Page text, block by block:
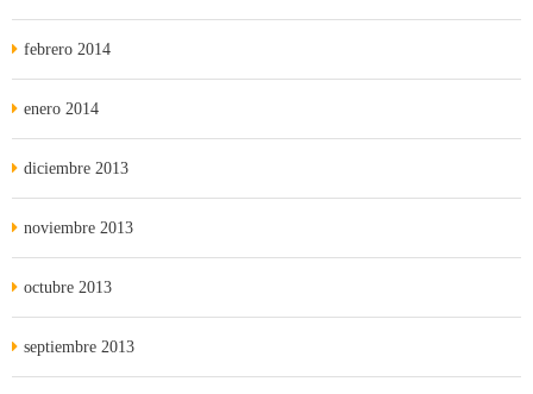
febrero 2014
enero 2014
diciembre 2013
noviembre 2013
octubre 2013
septiembre 2013